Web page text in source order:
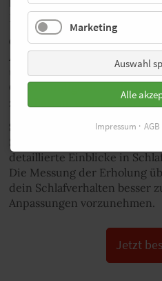
Performance entwickelt.
GENAUIGKEIT:Eigentlich
Aber die handgelenkbasierte
und das integrierte GPS zur
Geschwindigkeit, Entfernung
zum Besten, was der Markt
SCHLAF- UND
Sleep Plus Stages und
detaillierte Einblicke in
Die Messung der Erholung
dein Schlafverhalten besser
Anpassungen vorzunehmen.
Jetzt
Marketing
Auswahl
Alle
Impressum AGB